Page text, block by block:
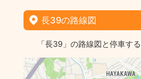
長39の路線図
「長39」の路線図と停車す